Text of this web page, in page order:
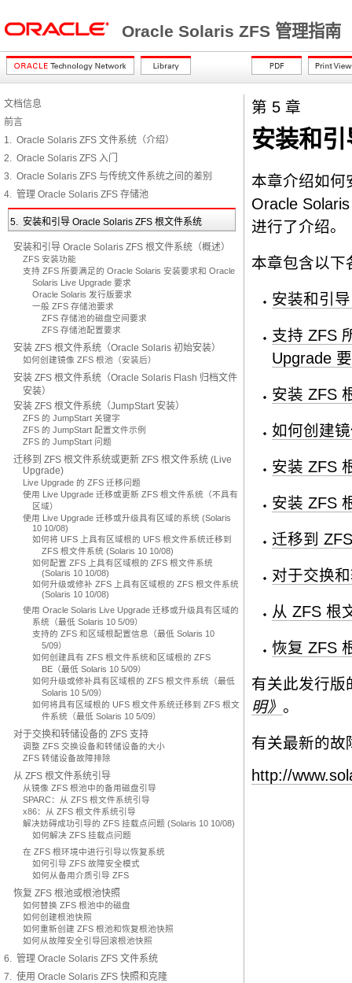
Oracle Solaris ZFS 管理指南
文档信息
前言
1. Oracle Solaris ZFS 文件系统（介绍）
2. Oracle Solaris ZFS 入门
3. Oracle Solaris ZFS 与传统文件系统之间的差别
4. 管理 Oracle Solaris ZFS 存储池
5. 安装和引导 Oracle Solaris ZFS 根文件系统
安装和引导 Oracle Solaris ZFS 根文件系统（概述）
ZFS 安装功能
支持 ZFS 所要满足的 Oracle Solaris 安装要求和 Oracle
Solaris Live Upgrade 要求
Oracle Solaris 发行版要求
一般 ZFS 存储池要求
ZFS 存储池的磁盘空间要求
ZFS 存储池配置要求
安装 ZFS 根文件系统（Oracle Solaris 初始安装）
如何创建镜像 ZFS 根池（安装后）
安装 ZFS 根文件系统（Oracle Solaris Flash 归档文件
安装）
安装 ZFS 根文件系统（JumpStart 安装）
ZFS 的 JumpStart 关键字
ZFS 的 JumpStart 配置文件示例
ZFS 的 JumpStart 问题
迁移到 ZFS 根文件系统或更新 ZFS 根文件系统 (Live
Upgrade)
Live Upgrade 的 ZFS 迁移问题
使用 Live Upgrade 迁移或更新 ZFS 根文件系统（不具有
区域）
使用 Live Upgrade 迁移或升级具有区域的系统 (Solaris
10 10/08)
如何将 UFS 上具有区域根的 UFS 根文件系统迁移到
ZFS 根文件系统 (Solaris 10 10/08)
如何配置 ZFS 上具有区域根的 ZFS 根文件系统
(Solaris 10 10/08)
如何升级或修补 ZFS 上具有区域根的 ZFS 根文件系统
(Solaris 10 10/08)
使用 Oracle Solaris Live Upgrade 迁移或升级具有区域的
系统（最低 Solaris 10 5/09）
支持的 ZFS 和区域根配置信息（最低 Solaris 10
5/09）
如何创建具有 ZFS 根文件系统和区域根的 ZFS
BE（最低 Solaris 10 5/09）
如何升级或修补具有区域根的 ZFS 根文件系统（最低
Solaris 10 5/09）
如何将具有区域根的 UFS 根文件系统迁移到 ZFS 根文
件系统（最低 Solaris 10 5/09）
对于交换和转储设备的 ZFS 支持
调整 ZFS 交换设备和转储设备的大小
ZFS 转储设备故障排除
从 ZFS 根文件系统引导
从镜像 ZFS 根池中的备用磁盘引导
SPARC：从 ZFS 根文件系统引导
x86：从 ZFS 根文件系统引导
解决妨碍成功引导的 ZFS 挂载点问题 (Solaris 10 10/08)
如何解决 ZFS 挂载点问题
在 ZFS 根环境中进行引导以恢复系统
如何引导 ZFS 故障安全模式
如何从备用介质引导 ZFS
恢复 ZFS 根池或根池快照
如何替换 ZFS 根池中的磁盘
如何创建根池快照
如何重新创建 ZFS 根池和恢复根池快照
如何从故障安全引导回滚根池快照
6. 管理 Oracle Solaris ZFS 文件系统
7. 使用 Oracle Solaris ZFS 快照和克隆
第 5 章
安装和
本章介绍如何
Oracle
进行了介绍。
本章包含以下
安装和引
支持 ZFS
Upgrade
安装 ZFS
如何创建
安装 ZFS
安装 ZFS
迁移到
对于交换
从 ZFS 根
恢复 ZFS
有关此发行版
明》 。
有关最新的故
http://